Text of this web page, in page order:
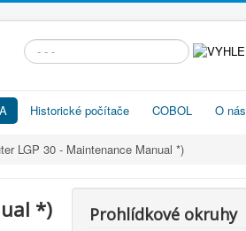
Vyhledávání...
Historické počítače COBOL O nás
LGP 30 - Maintenance Manual *)
*) Prohlídkové okruhy